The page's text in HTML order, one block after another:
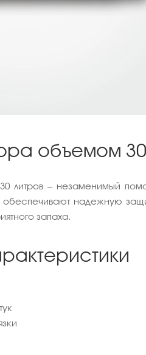
объемом 30
– незаменимый
надежную
запаха.